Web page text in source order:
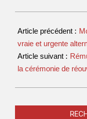
Article précédent :
vraie et urgente
Article suivant :
la cérémonie de